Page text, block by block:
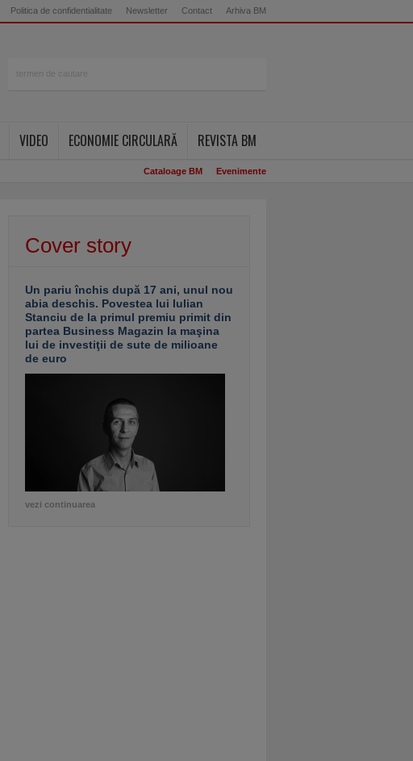
Politica de confidentialitate Newsletter Contact Arhiva BM
VIDEO ECONOMIE CIRCULARĂ REVISTA BM
Cataloage BM Evenimente
Cover story
Un pariu închis după 17 ani, unul nou
abia deschis. Povestea lui Iulian
Stanciu de la primul premiu primit din
partea Business Magazin la maşina
lui de investiţii de sute de milioane
de euro
vezi continuarea